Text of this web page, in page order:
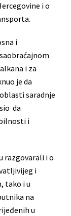
i o
i
i za
je da
saradnje
da
i
razgovarali i o
i
tako i u
na
u